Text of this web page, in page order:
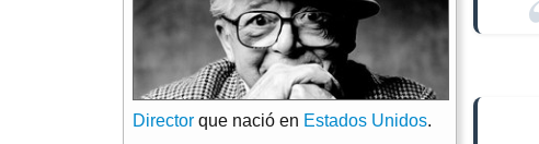
Director que nació en Estados Unidos.